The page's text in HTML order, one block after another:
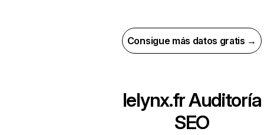
Consigue más datos gratis →
lelynx.frAuditoría
SEO